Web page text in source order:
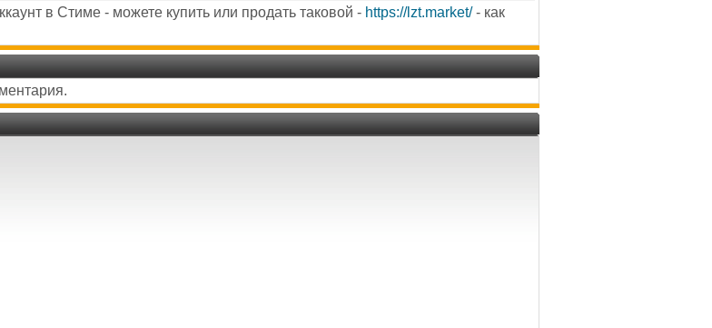
в Стиме - можете купить или продать таковой - https://lzt.market/- как